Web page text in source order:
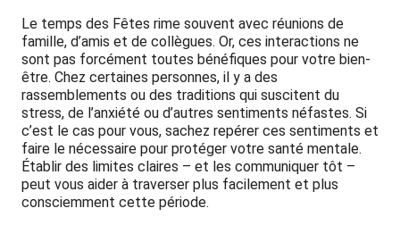
Le temps des Fêtes rime souvent avec réunions de
famille, d’amis et de collègues. Or, ces interactions ne
sont pas forcément toutes bénéfiques pour votre bien-
être. Chez certaines personnes, il y a des
rassemblements ou des traditions qui suscitent du
stress, de l’anxiété ou d’autres sentiments néfastes. Si
c’est le cas pour vous, sachez repérer ces sentiments et
faire le nécessaire pour protéger votre santé mentale.
Établir des limites claires – et les communiquer tôt –
peut vous aider à traverser plus facilement et plus
consciemment cette période.